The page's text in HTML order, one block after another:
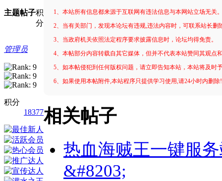
主题帖子积
分
管理员
积分
18377
1、本站所有信息都来源于互联网有违法信息与本网站立场无关
2、当有关部门，发现本论坛有违规,违法内容时，可联系站长删
3、当政府机关依照法定程序要求披露信息时，论坛均得免责。
4、本帖部分内容转载自其它媒体，但并不代表本站赞同其观点
5、如本帖侵犯到任何版权问题，请立即告知本站，本站将及时
6、如果使用本帖附件,本站程序只提供学习使用,请24小时内删
相关帖子
热血海贼王一键服
&#8203;